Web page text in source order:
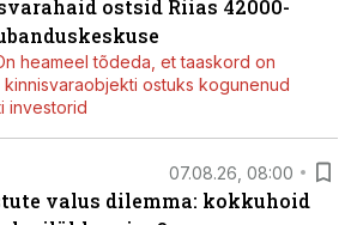
ostsid Riias 42000-
heameel tõdeda, et taaskord on
kinnisvaraobjekti ostuks kogunenud
investorid
07.08.26, 08:00
valus dilemma: kokkuhoid